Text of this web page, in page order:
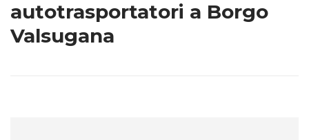
autotrasportatori a Borgo
Valsugana